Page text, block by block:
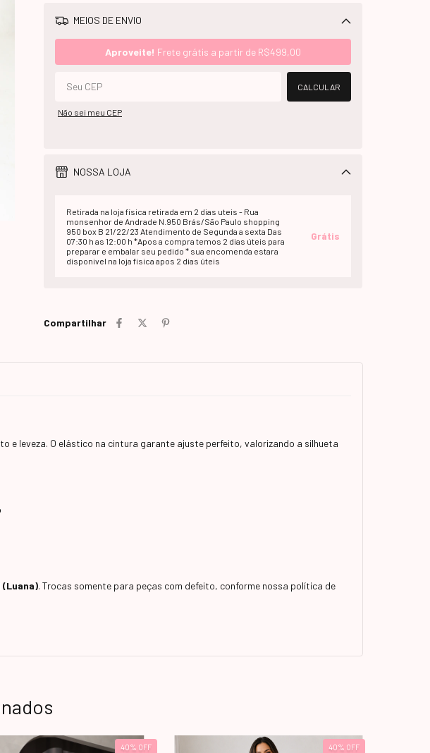
MEIOS DE ENVIO
Aproveite! Frete grátis a partir de R$499,00
CALCULAR
Não sei meu CEP
NOSSA LOJA
Retirada na loja fisica retirada em 2 dias uteis - Rua
monsenhor de Andrade N.950 Brás/São Paulo shopping
950 box B 21/22/23 Atendimento de Segunda a sexta Das
07:30 h as 12:00 h *Apos a compra temos 2 dias úteis para
preparar e embalar seu pedido * sua encomenda estara
disponivel na loja fisica apos 2 dias úteis
Grátis
Compartilhar
e leveza. O elástico na cintura garante ajuste perfeito, valorizando a silhueta
(Luana). Trocas somente para peças com defeito, conforme nossa política de
40% OFF 40% OFF